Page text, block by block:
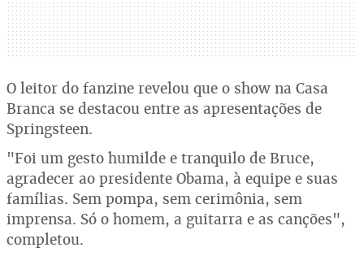
O leitor do fanzine revelou que o show na Casa
Branca se destacou entre as apresentações de
Springsteen.
"Foi um gesto humilde e tranquilo de Bruce,
agradecer ao presidente Obama, à equipe e suas
famílias. Sem pompa, sem cerimônia, sem
imprensa. Só o homem, a guitarra e as canções",
completou.